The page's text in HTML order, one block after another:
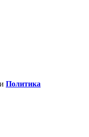
Политика